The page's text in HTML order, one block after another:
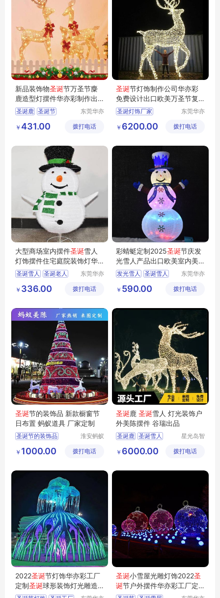
新品装饰物圣诞节万圣节麋
鹿造型灯摆件华亦彩制作出
口欧美装饰品
圣诞鹿 圣诞节
万圣节灯饰
东莞华亦
艺有限公
￥ 431.00 拨打电话
圣诞节灯饰制作公司华亦彩
免费设计出口欧美万圣节复
活节装饰灯
圣诞灯饰厂家
圣诞工厂 圣诞节装饰
东莞华亦
艺有限公
￥ 6200.00 拨打电话
大型商场室内摆件圣诞雪人
灯饰摆件住宅庭院装饰灯华
亦彩出口欧美
圣诞雪人
圣诞老人
卡通雪人
东莞华亦
艺有限公
￥ 336.00 拨打电话
彩蜻蜓定制2025圣诞节庆发
光雪人产品出口欧美室内美
陈装饰灯饰
发光雪人
圣诞雪人
圣诞节灯饰
东莞华亦
艺有限公
￥ 590.00 拨打电话
圣诞节的装饰品 新款橱窗节
日布置 蚂蚁道具 厂家定制
圣诞节的装饰品
淮安蚂蚁
制作有限
￥ 1000.00 拨打电话
圣诞鹿 圣诞雪人 灯光装饰户
外美陈摆件 谷瑞出品
圣诞鹿 圣诞雪人
星光岛智
（临沂）
￥ 6000.00 拨打电话
2022圣诞节灯饰华亦彩工厂
定制圣诞球形装饰灯光雕造
型灯led彩灯
圣诞小雪屋光雕灯饰2022圣
诞节户外摆件华亦彩工厂定
制免费设计